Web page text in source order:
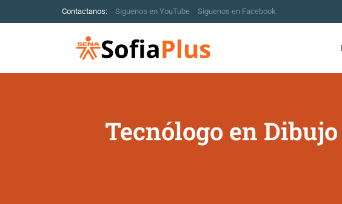
Contactanos: Siguenos en YouTube Siguenos en Facebook
Tecnólogo en